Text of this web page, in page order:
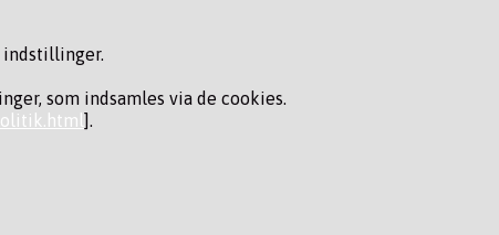
indstillinger.
som indsamles via de cookies.
].